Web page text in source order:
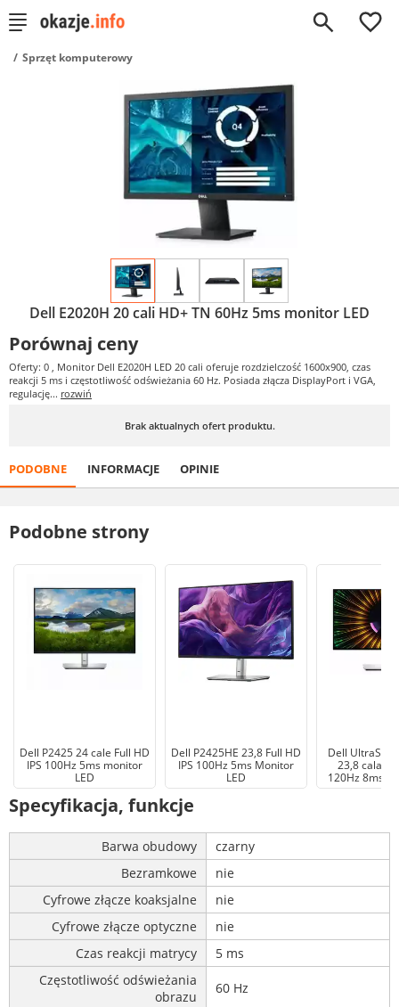
0
Sprzęt komputerowy
Dell E2020H 20 cali HD+ TN 60Hz 5ms monitor LED
Porównaj ceny
Oferty: 0 , Monitor Dell E2020H LED 20 cali oferuje rozdzielczość 1600x900, czas
reakcji 5 ms i częstotliwość odświeżania 60 Hz. Posiada złącza DisplayPort i VGA,
regulację... rozwiń
Brak aktualnych ofert produktu.
PODOBNE INFORMACJE OPINIE
Podobne strony
Dell P2425 24 cale Full HD
IPS 100Hz 5ms monitor
LED
Dell P2425HE 23,8 Full HD
IPS 100Hz 5ms Monitor
LED
Dell
23,8 cala
120Hz 8ms
Specyfikacja, funkcje
Barwa obudowy
czarny
Bezramkowe
nie
Cyfrowe złącze koaksjalne
nie
Cyfrowe złącze optyczne
nie
Czas reakcji matrycy
5 ms
Częstotliwość odświeżania
obrazu
60 Hz